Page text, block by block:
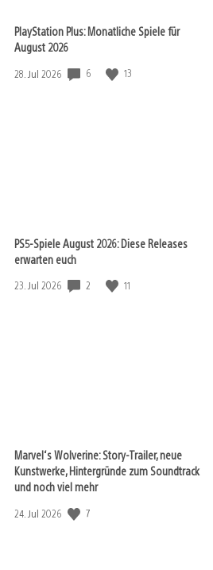
PlayStation Plus: Monatliche Spiele für
August 2026
Veröffentlichungsdatum:
28. Jul 2026 6 13
PS5-Spiele August 2026: Diese Releases
erwarten euch
Veröffentlichungsdatum:
23. Jul 2026 2 11
Marvel‘s Wolverine: Story-Trailer, neue
Kunstwerke, Hintergründe zum Soundtrack
und noch viel mehr
Veröffentlichungsdatum:
24. Jul 2026 7